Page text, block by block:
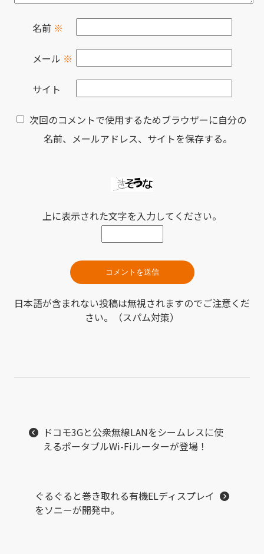
名前 ※
メール ※
サイト
次回のコメントで使用するためブラウザーに自分の
名前、メールアドレス、サイトを保存する。
上に表示された文字を入力してください。
日本語が含まれない投稿は無視されますのでご注意くだ
さい。（スパム対策）
ドコモ3Gと公衆無線LANをシームレスに使
えるポータブルWi-Fiルーターが登場！
ぐるぐると巻き取れる有機ELディスプレイ
をソニーが開発中。